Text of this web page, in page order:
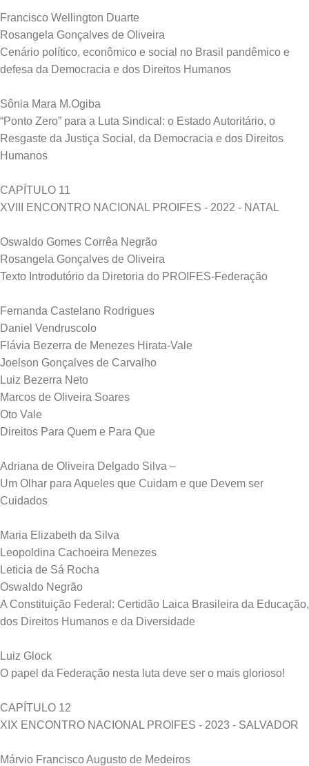
Francisco Wellington Duarte
Rosangela Gonçalves de Oliveira
Cenário político, econômico e social no Brasil pandêmico e
defesa da Democracia e dos Direitos Humanos
Sônia Mara M.Ogiba
“Ponto Zero” para a Luta Sindical: o Estado Autoritário, o
Resgaste da Justiça Social, da Democracia e dos Direitos
Humanos
CAPÍTULO 11
XVIII ENCONTRO NACIONAL PROIFES - 2022 - NATAL
Oswaldo Gomes Corrêa Negrão
Rosangela Gonçalves de Oliveira
Texto Introdutório da Diretoria do PROIFES-Federação
Fernanda Castelano Rodrigues
Daniel Vendruscolo
Flávia Bezerra de Menezes Hirata-Vale
Joelson Gonçalves de Carvalho
Luiz Bezerra Neto
Marcos de Oliveira Soares
Oto Vale
Direitos Para Quem e Para Que
Adriana de Oliveira Delgado Silva –
Um Olhar para Aqueles que Cuidam e que Devem ser
Cuidados
Maria Elizabeth da Silva
Leopoldina Cachoeira Menezes
Leticia de Sá Rocha
Oswaldo Negrão
A Constituição Federal: Certidão Laica Brasileira da Educação,
dos Direitos Humanos e da Diversidade
Luiz Glock
O papel da Federação nesta luta deve ser o mais glorioso!
CAPÍTULO 12
XIX ENCONTRO NACIONAL PROIFES - 2023 - SALVADOR
Márvio Francisco Augusto de Medeiros